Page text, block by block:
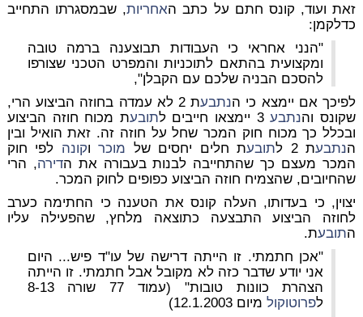
זאת ועוד, קונס חתם על כתב האחריות, שבמסגרתו התחייב
כדלקמן:
"הנני אחראי כי העבודות תבוצענה ברמה טובה
ומקצועית בהתאם לתוכניות והמפרט הטכני שצורפו
להסכם הבניה שלכם עם הקבלן",
לפיכך אם יימצא כי הנתבע
ת 2 לא עמדה בחוזה הביצוע הרי,
שקונס והנתבע3 יימצאו חייבים ל תובעת מכוח חוזה הביצוע
ובכלל כך מכוח חוק המכר שחל על חוזה זה. זאת הואיל ובין
הנתבעת 2 ל תובעת חלים יחסים של מוכרוקונה לפי חוק
המכר מעצם כך שהתחייבה לבנות בעבורה את הדירה, הרי
שהחיובים, שהצמיח חוזה הביצוע כפופים לחוק המכר.
יצוין, כי בעדותו, העלה קונס את הטענה כי החתימה כערב
לחוזה הביצוע התבצעה כתוצאה מלחץ, שהפעילה עליו
התובעת.
"אכן חתמתי. זו הייתה דרישה של עו"ד פיש... היום
אני יודע שדבר כזה לא מקובל אבל חתמתי. זו הייתה
הצהרת כוונות טובות" (עמוד 77 שורה 8-13
לפרוטוקולמיום 12.1.2003)